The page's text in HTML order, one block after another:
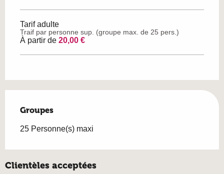
Tarif adulte
Traif par personne sup. (groupe max. de 25 pers.)
À partir de 20,00 €
Groupes
Groupes
25 Personne(s) maxi
Clientèles acceptées